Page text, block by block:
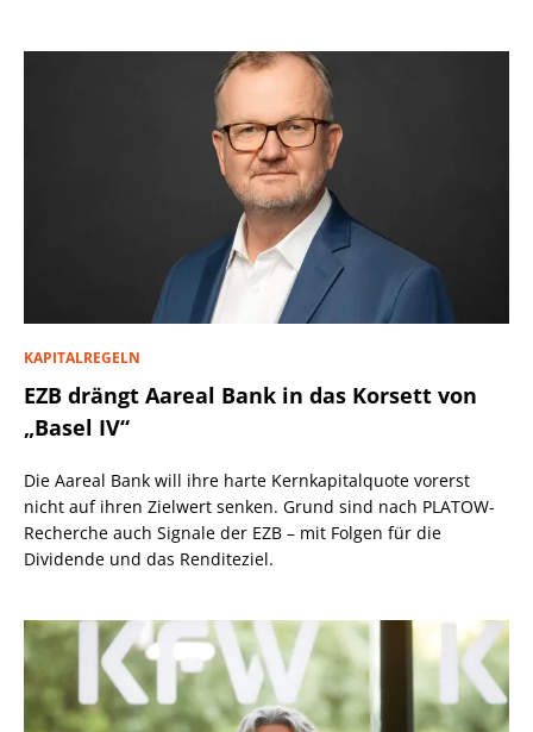
KAPITALREGELN
EZB drängt Aareal Bank in das Korsett von
„Basel IV“
Die Aareal Bank will ihre harte Kernkapitalquote vorerst
nicht auf ihren Zielwert senken. Grund sind nach PLATOW-
Recherche auch Signale der EZB – mit Folgen für die
Dividende und das Renditeziel.